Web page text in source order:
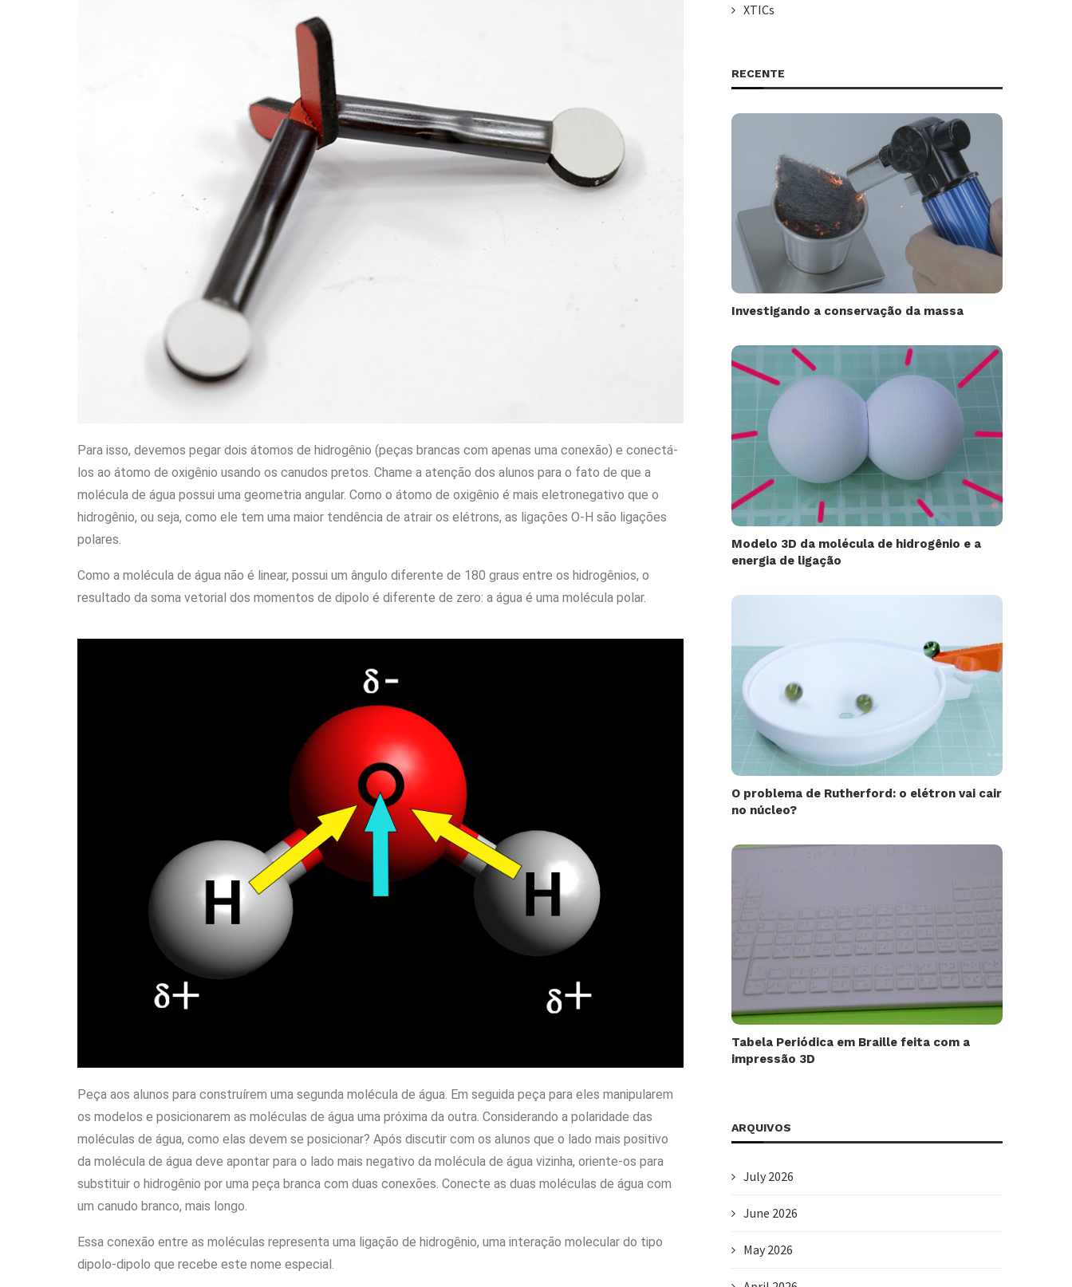
Para isso, devemos pegar dois átomos de hidrogênio (peças brancas com apenas uma conexão) e conectá-
los ao átomo de oxigênio usando os canudos pretos. Chame a atenção dos alunos para o fato de que a
molécula de água possui uma geometria angular. Como o átomo de oxigênio é mais eletronegativo que o
hidrogênio, ou seja, como ele tem uma maior tendência de atrair os elétrons, as ligações O-H são ligações
polares.
Como a molécula de água não é linear, possui um ângulo diferente de 180 graus entre os hidrogênios, o
resultado da soma vetorial dos momentos de dipolo é diferente de zero: a água é uma molécula polar.
Peça aos alunos para construírem uma segunda molécula de água. Em seguida peça para eles manipularem
os modelos e posicionarem as moléculas de água uma próxima da outra. Considerando a polaridade das
moléculas de água, como elas devem se posicionar? Após discutir com os alunos que o lado mais positivo
da molécula de água deve apontar para o lado mais negativo da molécula de água vizinha, oriente-os para
substituir o hidrogênio por uma peça branca com duas conexões. Conecte as duas moléculas de água com
um canudo branco, mais longo.
Essa conexão entre as moléculas representa uma ligação de hidrogênio, uma interação molecular do tipo
dipolo-dipolo que recebe este nome especial.
XTICs
RECENTE
Investigando a conservação da massa
Modelo 3D da molécula de hidrogênio e a
energia de ligação
O problema de Rutherford: o elétron vai cair
no núcleo?
Tabela Periódica em Braille feita com a
impressão 3D
ARQUIVOS
July 2026
June 2026
May 2026